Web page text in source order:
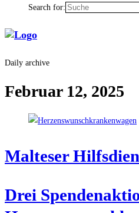
Search for:
Daily archive
Februar 12, 2025
Mal­te­ser
Drei